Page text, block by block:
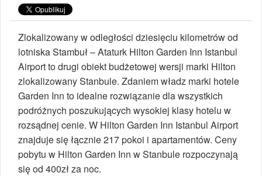
Zlokalizowany w odległości dziesięciu kilometrów od
lotniska Stambuł – Ataturk Hilton Garden Inn Istanbul
Airport to drugi obiekt budżetowej wersji marki Hilton
zlokalizowany Stanbule. Zdaniem władz marki hotele
Garden Inn to idealne rozwiązanie dla wszystkich
podróżnych poszukujących wysokiej klasy hotelu w
rozsądnej cenie. W Hilton Garden Inn Istanbul Airport
znajduje się łącznie 217 pokoi i apartamentów. Ceny
pobytu w Hilton Garden Inn w Stanbule rozpoczynają
się od 400zł za noc.